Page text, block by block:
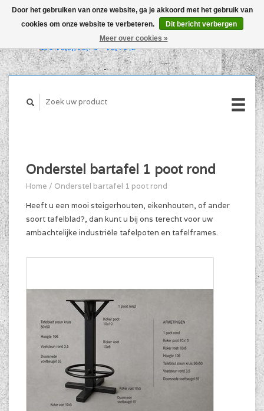
WINKELWAGEN (€0,00)
Onderstel bartafel 1 poot rond
Home / Onderstel bartafel 1 poot rond
Heeft u een mooi steigerhouten, eikenhouten, of ander
soort tafelblad?, dan kunt u bij ons terecht voor uw
ambachtelijke industriële tafelpoten en tafelframes.
Door het gebruiken van onze website, ga je akkoord met het gebruik van
cookies om onze website te verbeteren.
Dit bericht verbergen
Meer over cookies »